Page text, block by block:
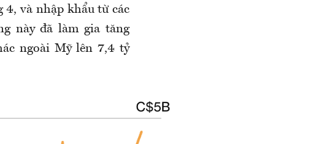
và nhập khẩu từ các
này đã làm gia tăng
ngoài Mỹ lên 7,4 tỷ